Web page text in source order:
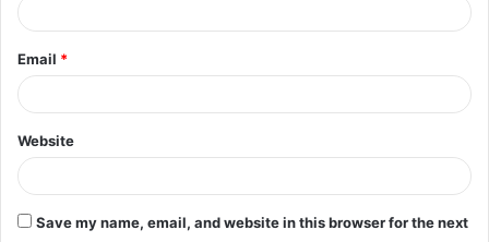
Email *
Website
Save my name, email, and website in this browser for the next